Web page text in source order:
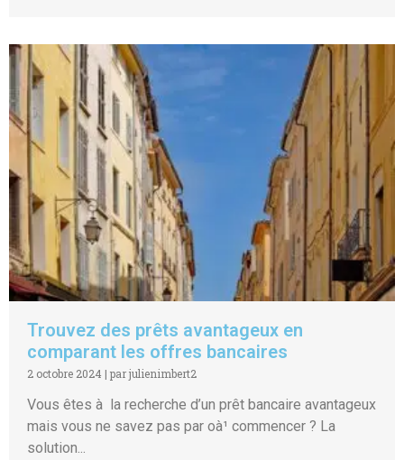
Trouvez des prêts avantageux en
comparant les offres bancaires
2 octobre 2024 | par julienimbert2
Vous êtes à la recherche d’un prêt bancaire avantageux
mais vous ne savez pas par oà¹ commencer ? La
solution...